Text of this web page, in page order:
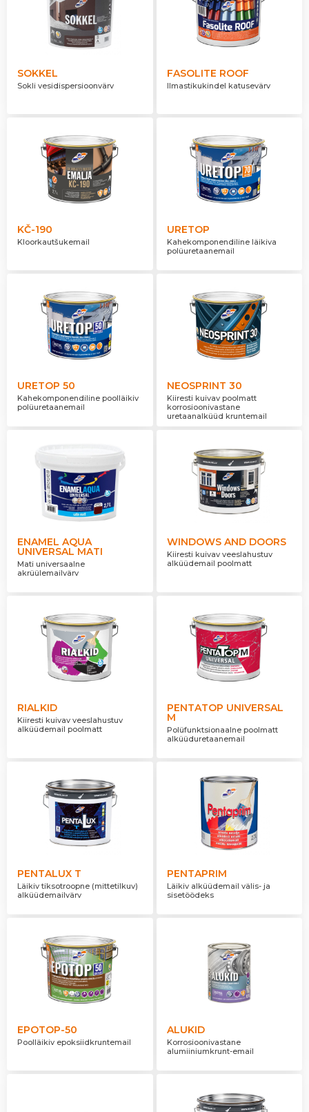
SOKKEL
Sokli vesidispersioonvärv
FASOLITE ROOF
Ilmastikukindel katusevärv
KČ-190
Kloorkautšukemail
URETOP
Kahekomponendiline läikiva
polüuretaanemail
URETOP 50
Kahekomponendiline poolläikiv
polüuretaanemail
NEOSPRINT 30
Kiiresti kuivav poolmatt
korrosioonivastane
uretaanalküüd kruntemail
ENAMEL AQUA
UNIVERSAL MATI
Mati universaalne
akrüülemailvärv
WINDOWS AND DOORS
Kiiresti kuivav veeslahustuv
alküüdemail poolmatt
RIALKID
Kiiresti kuivav veeslahustuv
alküüdemail poolmatt
PENTATOP UNIVERSAL
M
Polüfunktsionaalne poolmatt
alküüduretaanemail
PENTALUX T
Läikiv tiksotroopne (mittetilkuv)
alküüdemailvärv
PENTAPRIM
Läikiv alküüdemail välis- ja
sisetöödeks
EPOTOP-50
Poolläikiv epoksiidkruntemail
ALUKID
Korrosioonivastane
alumiiniumkrunt-email